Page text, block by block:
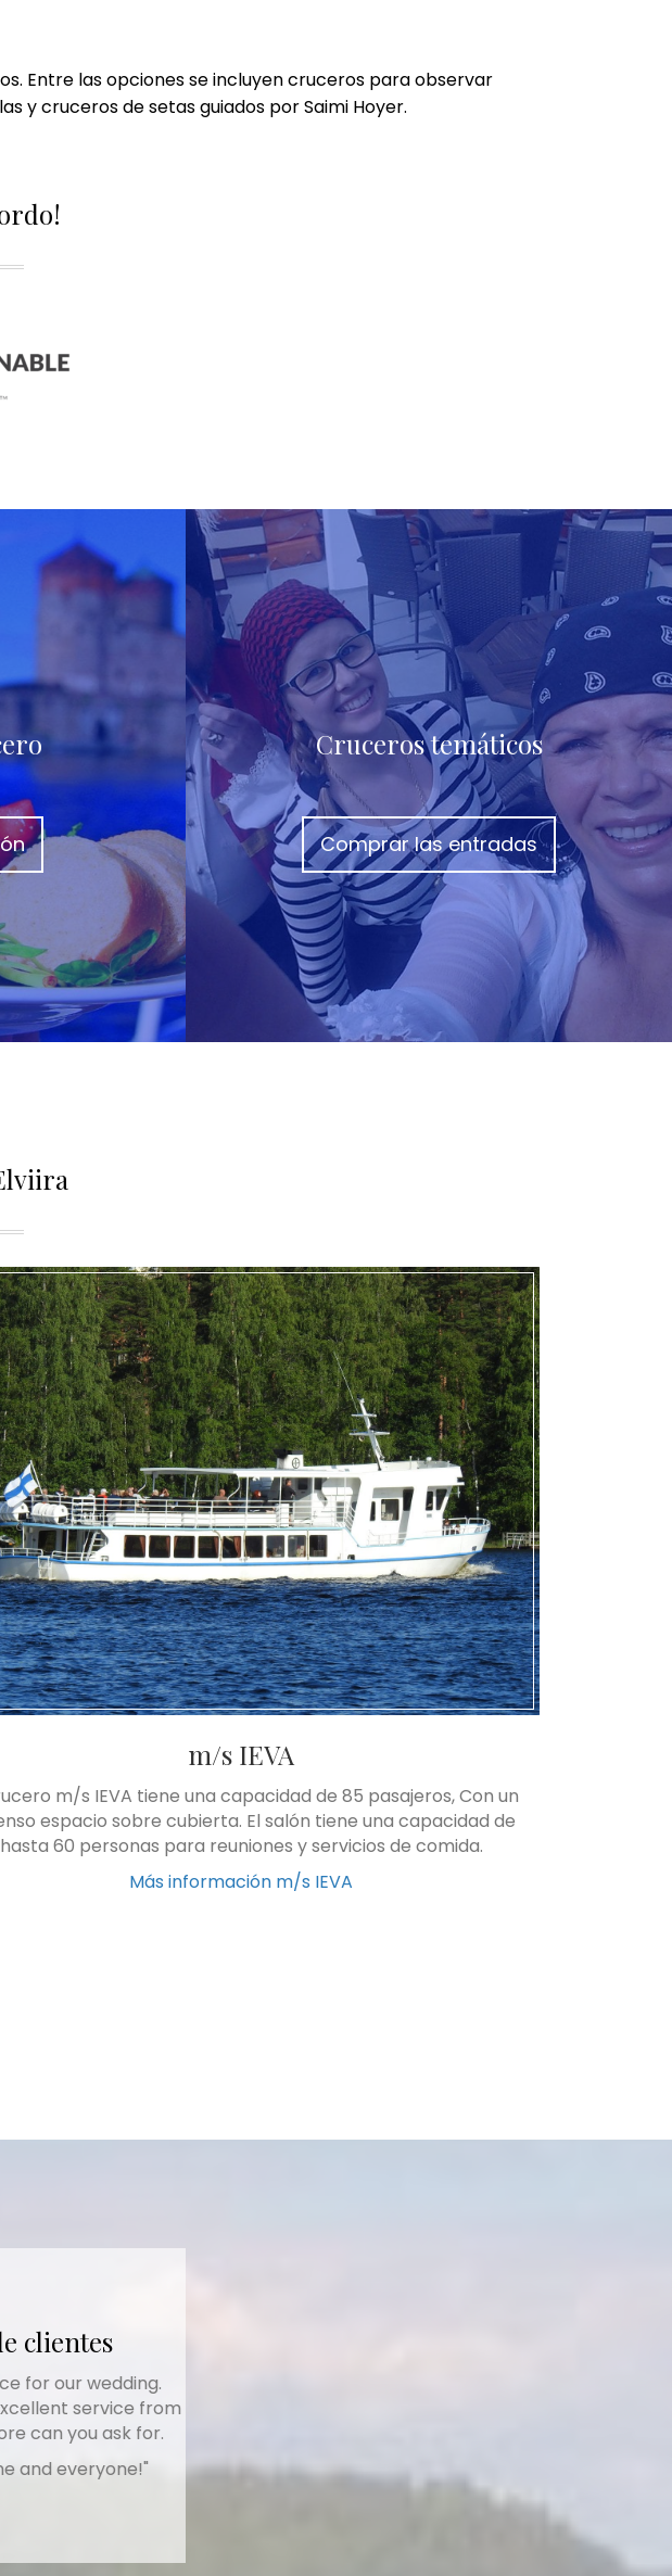
Entre las opciones se incluyen cruceros para observar
y cruceros de setas guiados por Saimi Hoyer.
Cruceros temáticos
Comprar las entradas
m/s IEVA
m/s IEVA tiene una capacidad de 85 pasajeros, Con un
espacio sobre cubierta. El salón tiene una capacidad de
hasta 60 personas para reuniones y servicios de comida.
Más información m/s IEVA
clientes
for our wedding.
service from
can you ask for.
and everyone!"
I can recommend this to anyone and everyone!"